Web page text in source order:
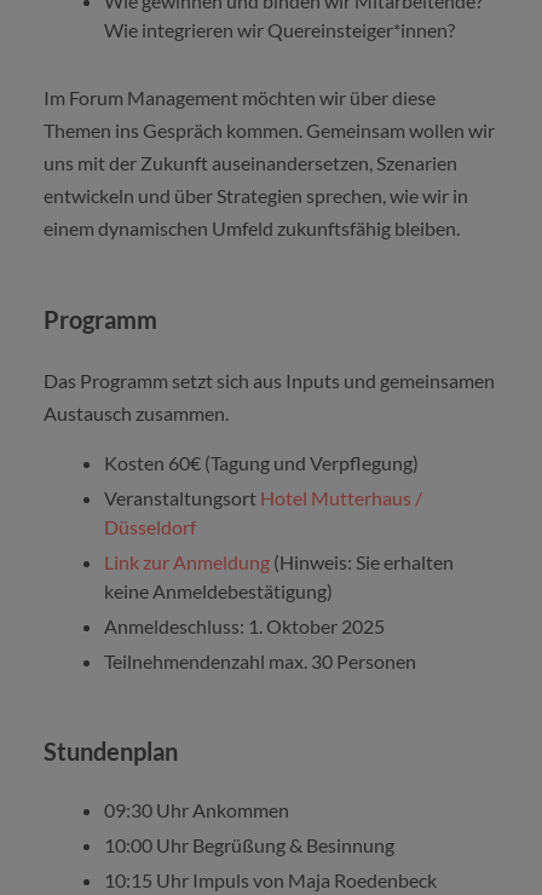
Wie integrieren wir Quereinsteiger*innen?
Im Forum Management möchten wir über diese
Themen ins Gespräch kommen. Gemeinsam wollen wir
uns mit der Zukunft auseinandersetzen, Szenarien
entwickeln und über Strategien sprechen, wie wir in
einem dynamischen Umfeld zukunftsfähig bleiben.
Programm
Das Programm setzt sich aus Inputs und gemeinsamen
Austausch zusammen.
Kosten 60€ (Tagung und Verpflegung)
Veranstaltungsort Hotel Mutterhaus /
Düsseldorf
Link zur Anmeldung(Hinweis: Sie erhalten
keine Anmeldebestätigung)
Anmeldeschluss: 1. Oktober 2025
Teilnehmendenzahl max. 30 Personen
Stundenplan
09:30 Uhr Ankommen
10:00 Uhr Begrüßung & Besinnung
10:15 Uhr Impuls von Maja Roedenbeck